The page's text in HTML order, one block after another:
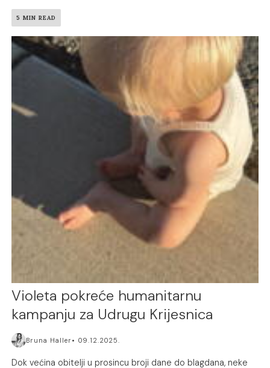
5 MIN READ
Violeta pokreće humanitarnu
kampanju za Udrugu Krijesnica
Bruna Haller 09.12.2025.
Dok većina obitelji u prosincu broji dane do blagdana, neke